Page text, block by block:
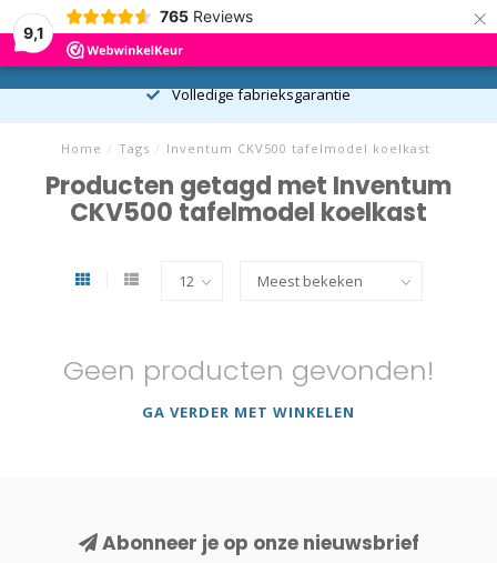
9,1
765 Reviews ×
MENU
0
Volledige fabrieksgarantie
Home / Tags / Inventum CKV500 tafelmodel koelkast
Producten getagd met Inventum
CKV500 tafelmodel koelkast
Geen producten gevonden!
GA VERDER MET WINKELEN
Abonneer je op onze nieuwsbrief